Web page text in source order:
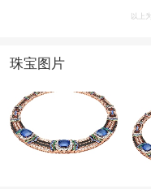
以上
珠宝图片